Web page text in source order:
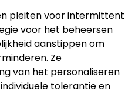
pleiten voor intermittent
voor het beheersen
aanstippen om
Ze
van het personaliseren
tolerantie en